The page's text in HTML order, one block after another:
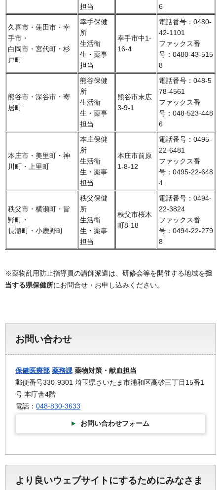
担当
6
久喜市・蓮田市・幸
手市・
白岡市・宮代町・杉
戸町
幸手保健
所
生活衛
生・薬事
担当
幸手市中1-
16-4
電話番号：0480-
42-1101
ファックス番
号：0480-43-515
8
熊谷市・深谷市・寄
居町
熊谷保健
所
生活衛
生・薬事
担当
熊谷市末広
3-9-1
電話番号：048-5
78-4561
ファックス番
号：048-523-448
6
本庄市・美里町・神
川町・上里町
本庄保健
所
生活衛
生・薬事
担当
本庄市前原
1-8-12
電話番号：0495-
22-6481
ファックス番
号：0495-22-648
4
秩父市・横瀬町・皆
野町・
長瀞町・小鹿野町
秩父保健
所
生活衛
生・薬事
担当
秩父市桜木
町8-18
電話番号：0494-
22-3824
ファックス番
号：0494-22-279
8
※薬物乱用防止指導員の講師派遣は、研修会等を開催する地域を担
当する県保健所にお問合せ・お申し込みください。
お問い合わせ
保健医療部 薬務課 薬物対策・献血担当
郵便番号330-9301 埼玉県さいたま市浦和区高砂三丁目15番1
号 本庁舎4階
電話： 048-830-3633
お問い合わせフォーム
より良いウェブサイトにするためにみなさま